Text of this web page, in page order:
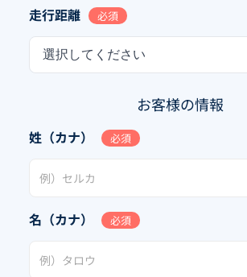
走行距離 必須
選択してください
お客様の情報
姓（カナ） 必須
名（カナ） 必須